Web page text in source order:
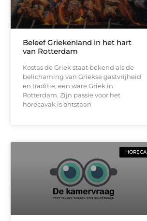
Beleef Griekenland in het hart
van Rotterdam
Kostas de Griek staat bekend als de
belichaming van Griekse gastvrijheid
en traditie, een ware Griek in
Rotterdam. Zijn passie voor het
horecavak is ontstaan
HORECA